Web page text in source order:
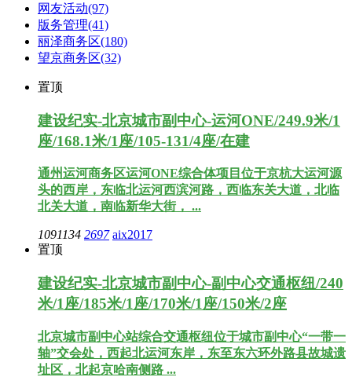
网友活动(97)
版务管理(41)
丽泽商务区(180)
望京商务区(32)
置顶
建设纪实-北京城市副中心-运河ONE/249.9米/1
座/168.1米/1座/105-131/4座/在建
通州运河商务区运河ONE综合体项目位于京杭大运河源
头的西岸，东临北运河西滨河路，西临东关大道，北临
北关大道，南临新华大街， ...
1091134 2697 aix2017
置顶
建设纪实-北京城市副中心-副中心交通枢纽/240
米/1座/185米/1座/170米/1座/150米/2座
北京城市副中心站综合交通枢纽位于城市副中心“一带一
轴”交会处，西起北运河东岸，东至东六环外路县故城遗
址区，北起京哈南侧路 ...